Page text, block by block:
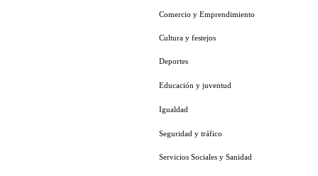
Comercio y Emprendimiento
Cultura y festejos
Deportes
Educación y juventud
Igualdad
Seguridad y tráfico
Servicios Sociales y Sanidad